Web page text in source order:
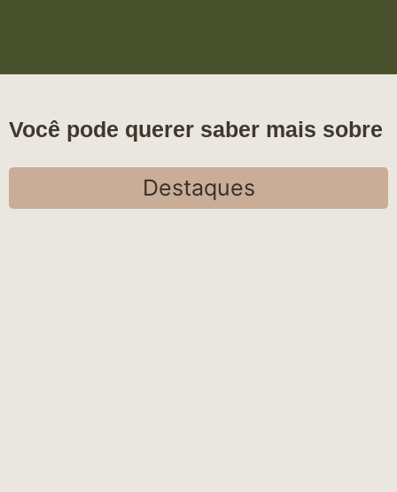
Você pode querer saber mais sobre
Destaques